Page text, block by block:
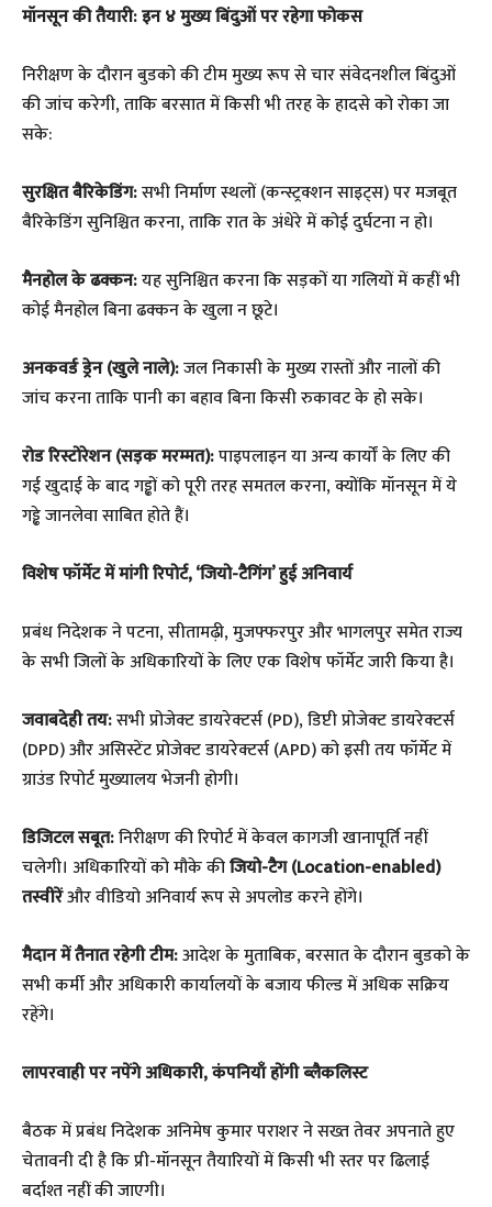
​मॉनसून की तैयारी: इन ४ मुख्य बिंदुओं पर रहेगा फोकस
​निरीक्षण के दौरान बुडको की टीम मुख्य रूप से चार संवेदनशील बिंदुओं
की जांच करेगी, ताकि बरसात में किसी भी तरह के हादसे को रोका जा
सके:
सुरक्षित बैरिकेडिंग:सभी निर्माण स्थलों (कन्स्ट्रक्शन साइट्स) पर मजबूत
बैरिकेडिंग सुनिश्चित करना, ताकि रात के अंधेरे में कोई दुर्घटना न हो।
मैनहोल के ढक्कन:यह सुनिश्चित करना कि सड़कों या गलियों में कहीं भी
कोई मैनहोल बिना ढक्कन के खुला न छूटे।
अनकवर्ड ड्रेन (खुले नाले):जल निकासी के मुख्य रास्तों और नालों की
जांच करना ताकि पानी का बहाव बिना किसी रुकावट के हो सके।
रोड रिस्टोरेशन (सड़क मरम्मत):पाइपलाइन या अन्य कार्यों के लिए की
गई खुदाई के बाद गड्ढों को पूरी तरह समतल करना, क्योंकि मॉनसून में ये
गड्ढे जानलेवा साबित होते हैं।
विशेष फॉर्मेट में मांगी रिपोर्ट, ‘जियो-टैगिंग’ हुई अनिवार्य
​प्रबंध निदेशक ने पटना, सीतामढ़ी, मुजफ्फरपुर और भागलपुर समेत राज्य
के सभी जिलों के अधिकारियों के लिए एक विशेष फॉर्मेट जारी किया है।
जवाबदेही तय:सभी प्रोजेक्ट डायरेक्टर्स (PD), डिप्टी प्रोजेक्ट डायरेक्टर्स
(DPD) और असिस्टेंट प्रोजेक्ट डायरेक्टर्स (APD) को इसी तय फॉर्मेट में
ग्राउंड रिपोर्ट मुख्यालय भेजनी होगी।
डिजिटल सबूत:निरीक्षण की रिपोर्ट में केवल कागजी खानापूर्ति नहीं
चलेगी। अधिकारियों को मौके कीजियो-टैग (Location-enabled)
तस्वीरेंऔर वीडियो अनिवार्य रूप से अपलोड करने होंगे।
मैदान में तैनात रहेगी टीम:आदेश के मुताबिक, बरसात के दौरान बुडको के
सभी कर्मी और अधिकारी कार्यालयों के बजाय फील्ड में अधिक सक्रिय
रहेंगे।
लापरवाही पर नपेंगे अधिकारी, कंपनियाँ होंगी ब्लैकलिस्ट
​बैठक में प्रबंध निदेशक अनिमेष कुमार पराशर ने सख्त तेवर अपनाते हुए
चेतावनी दी है कि प्री-मॉनसून तैयारियों में किसी भी स्तर पर ढिलाई
बर्दाश्त नहीं की जाएगी।